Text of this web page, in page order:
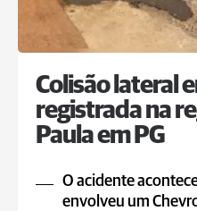
Colisão lateral
registrada na
Paula em PG
O acidente
envolveu um